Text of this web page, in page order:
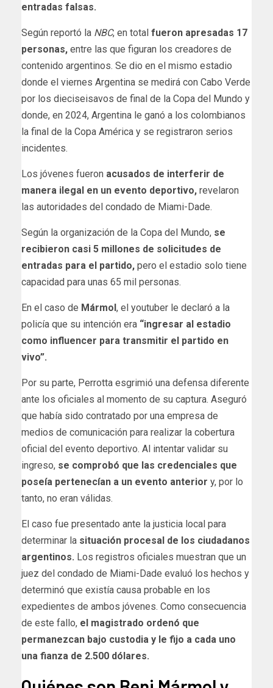
entradas falsas.
Según reportó la NBC, en total fueron apresadas 17
personas, entre las que figuran los creadores de
contenido argentinos. Se dio en el mismo estadio
donde el viernes Argentina se medirá con Cabo Verde
por los dieciseisavos de final de la Copa del Mundo y
donde, en 2024, Argentina le ganó a los colombianos
la final de la Copa América y se registraron serios
incidentes.
Los jóvenes fueron acusados de interferir de
manera ilegal en un evento deportivo, revelaron
las autoridades del condado de Miami-Dade.
Según la organización de la Copa del Mundo, se
recibieron casi 5 millones de solicitudes de
entradas para el partido, pero el estadio solo tiene
capacidad para unas 65 mil personas.
En el caso de Mármol, el youtuber le declaró a la
policía que su intención era “ingresar al estadio
como influencer para transmitir el partido en
vivo”.
Por su parte, Perrotta esgrimió una defensa diferente
ante los oficiales al momento de su captura. Aseguró
que había sido contratado por una empresa de
medios de comunicación para realizar la cobertura
oficial del evento deportivo. Al intentar validar su
ingreso, se comprobó que las credenciales que
poseía pertenecían a un evento anterior y, por lo
tanto, no eran válidas.
El caso fue presentado ante la justicia local para
determinar la situación procesal de los ciudadanos
argentinos. Los registros oficiales muestran que un
juez del condado de Miami-Dade evaluó los hechos y
determinó que existía causa probable en los
expedientes de ambos jóvenes. Como consecuencia
de este fallo, el magistrado ordenó que
permanezcan bajo custodia y le fijo a cada uno
una fianza de 2.500 dólares.